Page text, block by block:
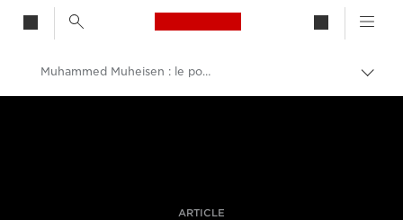
Canon Logo, back to
entre
Muhammed Muheisen : le pouvoir de l'image
ARTICLE